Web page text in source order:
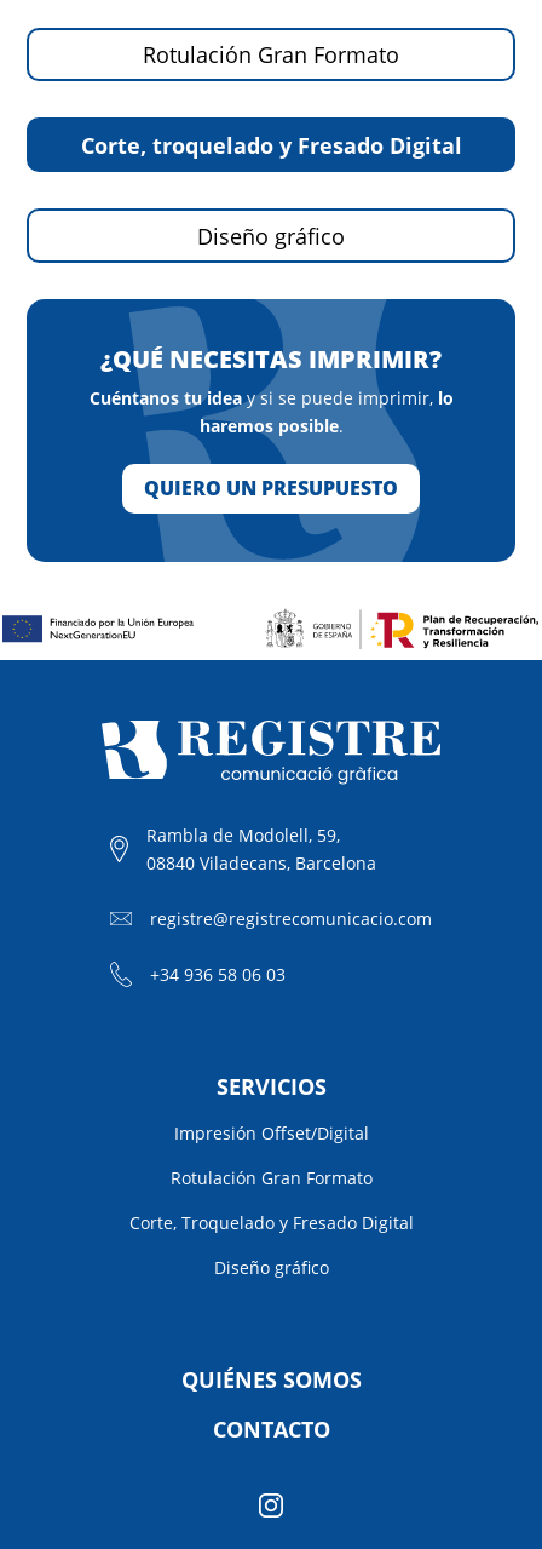
Rotulación Gran Formato
Corte, troquelado y Fresado Digital
Diseño gráfico
¿QUÉ NECESITAS IMPRIMIR?
Cuéntanos tu ideay si se puede imprimir, lo
haremos posible.
QUIERO UN PRESUPUESTO
Rambla de Modolell, 59,
08840 Viladecans, Barcelona
registre@registrecomunicacio.com
+34 936 58 06 03
SERVICIOS
Impresión Offset/Digital
Rotulación Gran Formato
Corte, Troquelado y Fresado Digital
Diseño gráfico
QUIÉNES SOMOS
CONTACTO